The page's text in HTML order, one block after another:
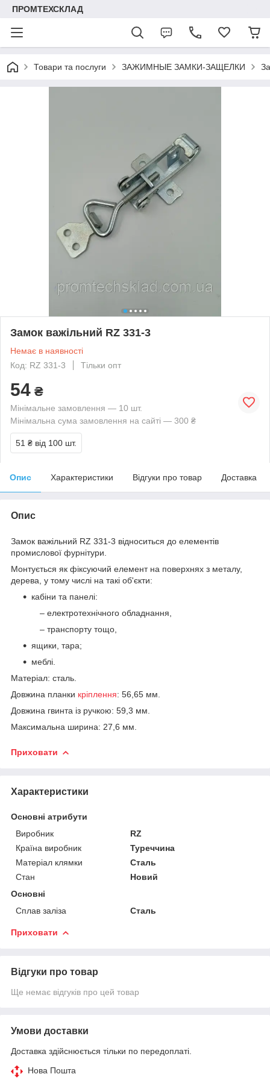
ПРОМТЕХСКЛАД
Товари та послуги ЗАЖИМНЫЕ ЗАМКИ-ЗАЩЕЛКИ
Замок важільний RZ 331-3
Немає в наявності
Код: RZ 331-3
Тільки опт
54 ₴
Мінімальне замовлення — 10 шт.
Мінімальна сума замовлення на сайті — 300 ₴
51 ₴ від 100 шт.
Опис Характеристики Відгуки про товар Доставка
Опис
Замок важільний RZ 331-3 відноситься до елементів
промислової фурнітури.
Монтується як фіксуючий елемент на поверхнях з металу,
дерева, у тому числі на такі об'єкти:
кабіни та панелі:
– електротехнічного обладнання,
– транспорту тощо,
ящики, тара;
меблі.
Матеріал: сталь.
Довжина планки кріплення: 56,65 мм.
Довжина гвинта із ручкою: 59,3 мм.
Максимальна ширина: 27,6 мм.
Приховати
Характеристики
Основні атрибути
Виробник
RZ
Країна виробник
Туреччина
Матеріал клямки
Сталь
Стан
Новий
Основні
Сплав заліза
Сталь
Приховати
Відгуки про товар
Ще немає відгуків про цей товар
Умови доставки
Доставка здійснюється тільки по передоплаті.
Нова Пошта